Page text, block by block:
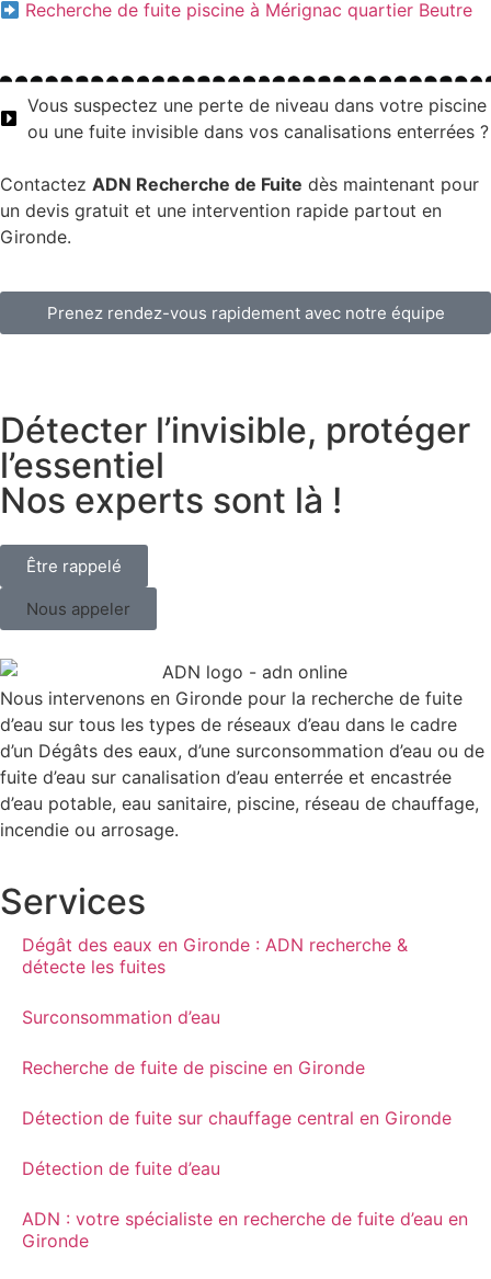
Recherche de fuite piscine à Mérignac quartier Beutre
Vous suspectez une perte de niveau dans votre piscine
ou une fuite invisible dans vos canalisations enterrées ?
Contactez ADN Recherche de Fuite dès maintenant pour
un devis gratuit et une intervention rapide partout en
Gironde.
Prenez rendez-vous rapidement avec notre équipe
Détecter l’invisible, protéger
l’essentiel
Nos experts sont là !
Être rappelé
Nous appeler
Nous intervenons en Gironde pour la recherche de fuite
d’eau sur tous les types de réseaux d’eau dans le cadre
d’un Dégâts des eaux, d’une surconsommation d’eau ou de
fuite d’eau sur canalisation d’eau enterrée et encastrée
d’eau potable, eau sanitaire, piscine, réseau de chauffage,
incendie ou arrosage.
Services
Dégât des eaux en Gironde : ADN recherche &
détecte les fuites
Surconsommation d’eau
Recherche de fuite de piscine en Gironde
Détection de fuite sur chauffage central en Gironde
Détection de fuite d’eau
ADN : votre spécialiste en recherche de fuite d’eau en
Gironde